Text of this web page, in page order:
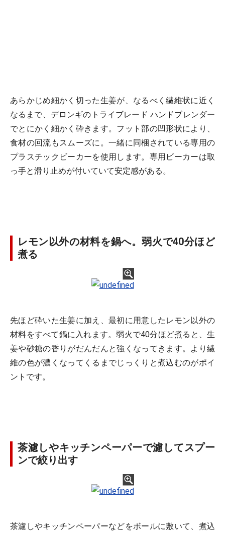
あらかじめ細かく切った生姜が、なるべく繊維状に近く
なるまで、デロンギのトライブレード ハンドブレンダー
でとにかく細かく砕きます。フット部の凹形状により、
食材の回流もスムーズに。一緒に同梱されている専用の
プラスチックビーカーを使用します。専用ビーカーは取
っ手と滑り止めが付いていて安定感がある。
レモン以外の材料を鍋へ。弱火で40分ほど
煮る
先ほど砕いた生姜に加え、最初に用意したレモン以外の
材料をすべて鍋に入れます。弱火で40分ほど煮ると、生
姜や砂糖の香りがだんだんと強くなってきます。より繊
維の色が濃くなってくるまでじっくりと煮込むのがポイ
ントです。
茶濾しやキッチンペーパーで濾してスプー
ンで絞り出す
茶濾しやキッチンペーパーなどをボールに敷いて、煮込